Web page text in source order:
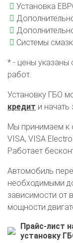
О
Установка
Установка
Системы
* - цены указаны
работ.
Установку ГБО
кредит и начать
Мы принимаем к
VISA, VISA
Работает
Автомобиль
необходимыми
зависимости от
мощности
Прайс-лист
установку